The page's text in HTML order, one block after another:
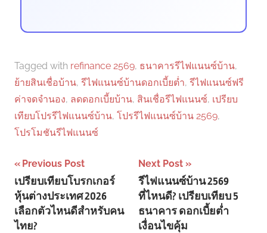
Tagged with refinance 2569, ธนาคารรีไฟแนนซ์บ้าน,
ย้ายสินเชื่อบ้าน, รีไฟแนนซ์บ้านดอกเบี้ยต่ำ, รีไฟแนนซ์ฟรี
ค่าจดจำนอง, ลดดอกเบี้ยบ้าน, สินเชื่อรีไฟแนนซ์, เปรียบ
เทียบโปรรีไฟแนนซ์บ้าน, โปรรีไฟแนนซ์บ้าน 2569,
โปรโมชันรีไฟแนนซ์
Previous Post
เปรียบเทียบโบรกเกอร์
หุ้นต่างประเทศ 2026
เลือกตัวไหนดีสำหรับคน
ไทย?
Next Post
รีไฟแนนซ์บ้าน 2569
ที่ไหนดี? เปรียบเทียบ 5
ธนาคาร ดอกเบี้ยต่ำ
เงื่อนไขคุ้ม